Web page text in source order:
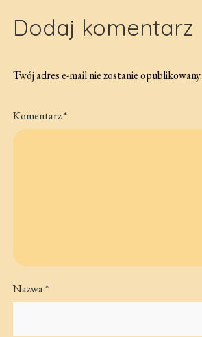
Dodaj komentarz
Twój adres e-mail nie zostanie opublikowany.
Komentarz*
Nazwa*